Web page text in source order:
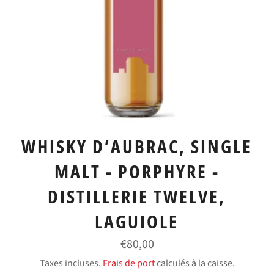
WHISKY D’AUBRAC, SINGLE
MALT - PORPHYRE -
DISTILLERIE TWELVE,
LAGUIOLE
Prix
régulier
€80,00
Taxes incluses. Frais de portcalculés à la caisse.